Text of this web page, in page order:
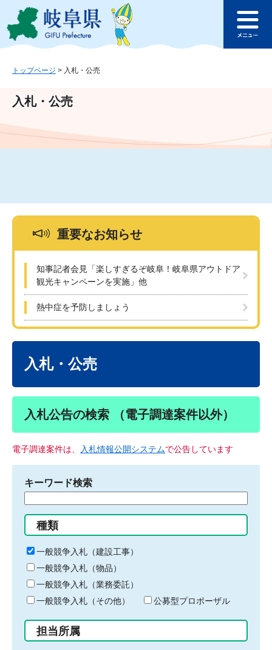
ジ
ュ
文
このページの本文へ
ュ
トップページ > 入札・公売
入札・公売
重要なお知らせ
知事記者会見「楽しすぎるぞ岐阜！岐阜県アウトドア
観光キャンペーンを実施」他
熱中症を予防しましょう
入札・公売
入札公告の検索 （電子調達案件以外）
電子調達案件は、 入札情報公開システムで公告しています
キーワード検索
る
キ
ー
ワ
ー
ド
入
力
種類
一般競争入札（建設工事）
一般競争入札（物品）
一般競争入札（業務委託）
一般競争入札（その他）
公募型プロポーザル
担当所属